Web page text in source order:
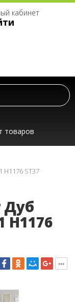
кабинет
H1176 ST37
Дуб
H1176